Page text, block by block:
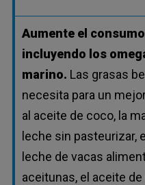
Aumente el
incluyendo los
marino. Las grasas
necesita para un
al aceite de coco, la
leche sin pasteurizar,
leche de vacas
aceitunas, el aceite